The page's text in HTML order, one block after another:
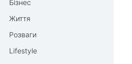
Бізнес
Життя
Розваги
Lifestyle